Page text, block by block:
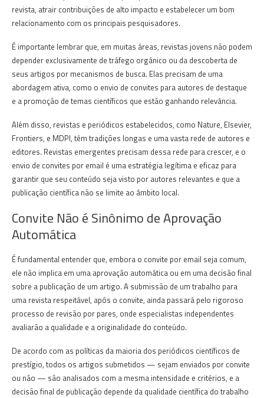
revista, atrair contribuições de alto impacto e estabelecer um bom
relacionamento com os principais pesquisadores.
É importante lembrar que, em muitas áreas, revistas jovens não podem
depender exclusivamente de tráfego orgânico ou da descoberta de
seus artigos por mecanismos de busca. Elas precisam de uma
abordagem ativa, como o envio de convites para autores de destaque
e a promoção de temas científicos que estão ganhando relevância.
Além disso, revistas e periódicos estabelecidos, como Nature, Elsevier,
Frontiers, e MDPI, têm tradições longas e uma vasta rede de autores e
editores. Revistas emergentes precisam dessa rede para crescer, e o
envio de convites por email é uma estratégia legítima e eficaz para
garantir que seu conteúdo seja visto por autores relevantes e que a
publicação científica não se limite ao âmbito local.
Convite Não é Sinônimo de Aprovação
Automática
É fundamental entender que, embora o convite por email seja comum,
ele não implica em uma aprovação automática ou em uma decisão final
sobre a publicação de um artigo. A submissão de um trabalho para
uma revista respeitável, após o convite, ainda passará pelo rigoroso
processo de revisão por pares, onde especialistas independentes
avaliarão a qualidade e a originalidade do conteúdo.
De acordo com as políticas da maioria dos periódicos científicos de
prestígio, todos os artigos submetidos — sejam enviados por convite
ou não — são analisados com a mesma intensidade e critérios, e a
decisão final de publicação depende da qualidade científica do trabalho